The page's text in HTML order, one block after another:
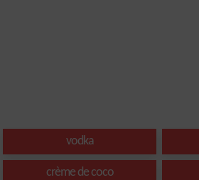
vodka
crème de coco